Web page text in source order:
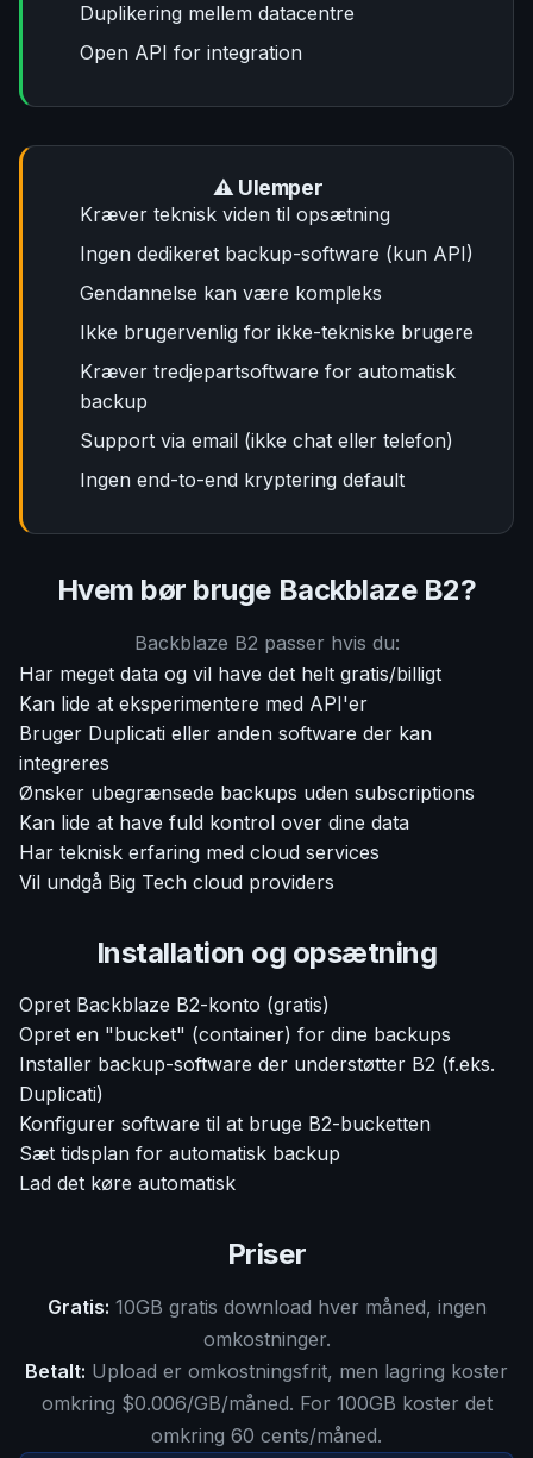
Duplikering mellem datacentre
Open API for integration
⚠️ Ulemper
Kræver teknisk viden til opsætning
Ingen dedikeret backup-software (kun API)
Gendannelse kan være kompleks
Ikke brugervenlig for ikke-tekniske brugere
Kræver tredjepartsoftware for automatisk
backup
Support via email (ikke chat eller telefon)
Ingen end-to-end kryptering default
Hvem bør bruge Backblaze B2?
Backblaze B2 passer hvis du:
Har meget data og vil have det helt gratis/billigt
Kan lide at eksperimentere med API'er
Bruger Duplicati eller anden software der kan
integreres
Ønsker ubegrænsede backups uden subscriptions
Kan lide at have fuld kontrol over dine data
Har teknisk erfaring med cloud services
Vil undgå Big Tech cloud providers
Installation og opsætning
Opret Backblaze B2-konto (gratis)
Opret en "bucket" (container) for dine backups
Installer backup-software der understøtter B2 (f.eks.
Duplicati)
Konfigurer software til at bruge B2-bucketten
Sæt tidsplan for automatisk backup
Lad det køre automatisk
Priser
Gratis: 10GB gratis download hver måned, ingen
omkostninger.
Betalt: Upload er omkostningsfrit, men lagring koster
omkring $0.006/GB/måned. For 100GB koster det
omkring 60 cents/måned.